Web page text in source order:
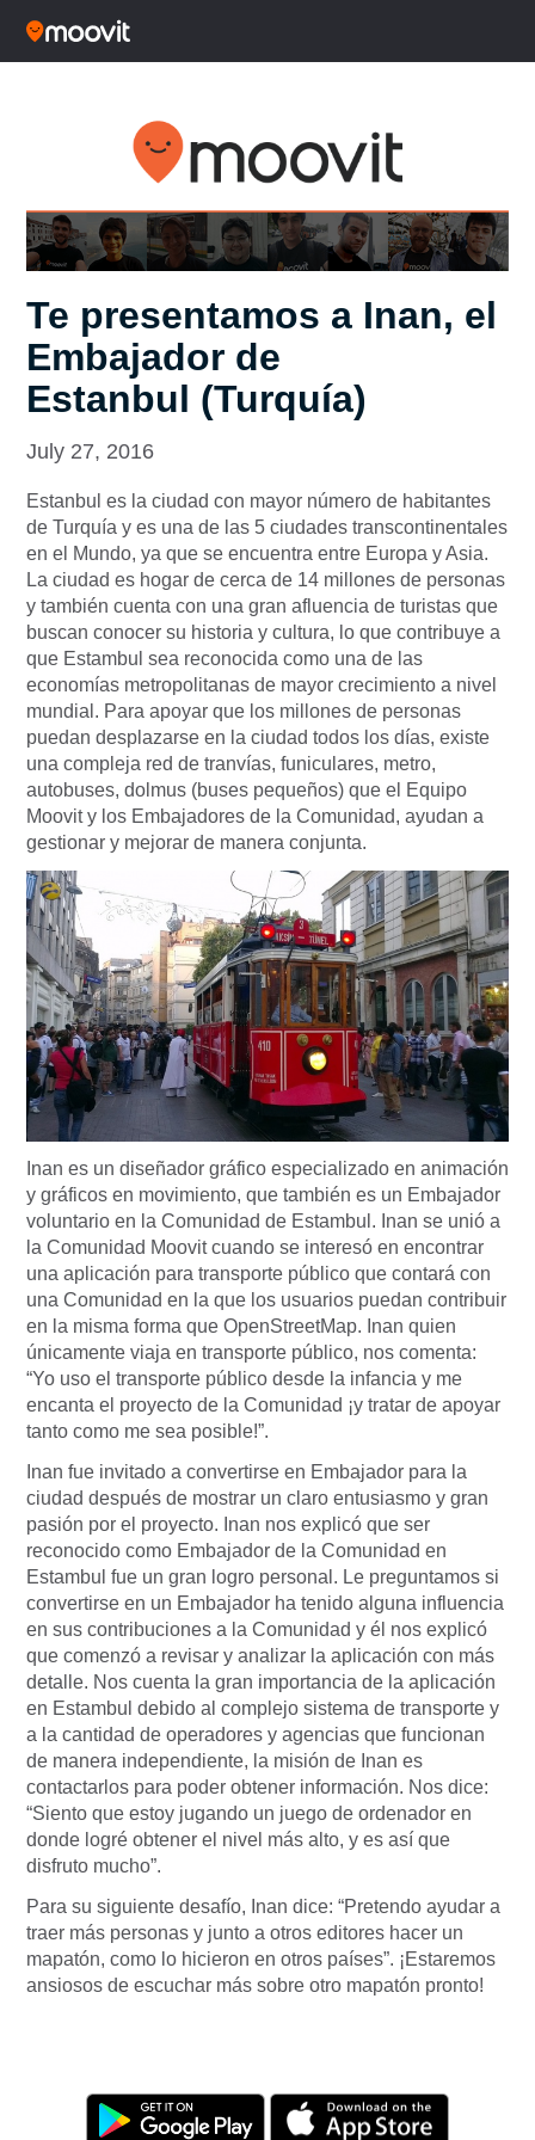
Te presentamos a Inan, el
Embajador de
Estanbul (Turquía)
July 27, 2016
Estanbul es la ciudad con mayor número de habitantes
de Turquía y es una de las 5 ciudades transcontinentales
en el Mundo, ya que se encuentra entre Europa y Asia.
La ciudad es hogar de cerca de 14 millones de personas
y también cuenta con una gran afluencia de turistas que
buscan conocer su historia y cultura, lo que contribuye a
que Estambul sea reconocida como una de las
economías metropolitanas de mayor crecimiento a nivel
mundial. Para apoyar que los millones de personas
puedan desplazarse en la ciudad todos los días, existe
una compleja red de tranvías, funiculares, metro,
autobuses, dolmus (buses pequeños) que el Equipo
Moovit y los Embajadores de la Comunidad, ayudan a
gestionar y mejorar de manera conjunta.
Inan es un diseñador gráfico especializado en animación
y gráficos en movimiento, que también es un Embajador
voluntario en la Comunidad de Estambul. Inan se unió a
la Comunidad Moovit cuando se interesó en encontrar
una aplicación para transporte público que contará con
una Comunidad en la que los usuarios puedan contribuir
en la misma forma que OpenStreetMap. Inan quien
únicamente viaja en transporte público, nos comenta:
“Yo uso el transporte público desde la infancia y me
encanta el proyecto de la Comunidad ¡y tratar de apoyar
tanto como me sea posible!”.
Inan fue invitado a convertirse en Embajador para la
ciudad después de mostrar un claro entusiasmo y gran
pasión por el proyecto. Inan nos explicó que ser
reconocido como Embajador de la Comunidad en
Estambul fue un gran logro personal. Le preguntamos si
convertirse en un Embajador ha tenido alguna influencia
en sus contribuciones a la Comunidad y él nos explicó
que comenzó a revisar y analizar la aplicación con más
detalle. Nos cuenta la gran importancia de la aplicación
en Estambul debido al complejo sistema de transporte y
a la cantidad de operadores y agencias que funcionan
de manera independiente, la misión de Inan es
contactarlos para poder obtener información. Nos dice:
“Siento que estoy jugando un juego de ordenador en
donde logré obtener el nivel más alto, y es así que
disfruto mucho”.
Para su siguiente desafío, Inan dice: “Pretendo ayudar a
traer más personas y junto a otros editores hacer un
mapatón, como lo hicieron en otros países”. ¡Estaremos
ansiosos de escuchar más sobre otro mapatón pronto!